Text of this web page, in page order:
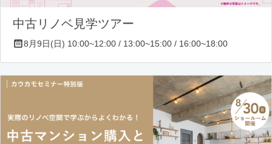
中古リノベ見学ツアー
8月9日(日) 10:00~12:00 / 13:00~15:00 / 16:00~18:00